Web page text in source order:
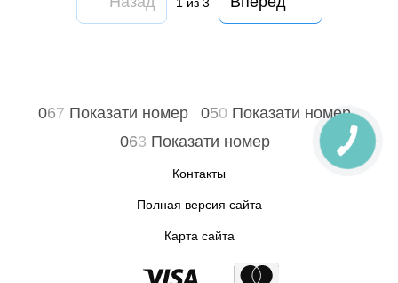
067 Показати номер 050 Показати номер
063 Показати номер
Контакты
Полная версия сайта
Карта сайта